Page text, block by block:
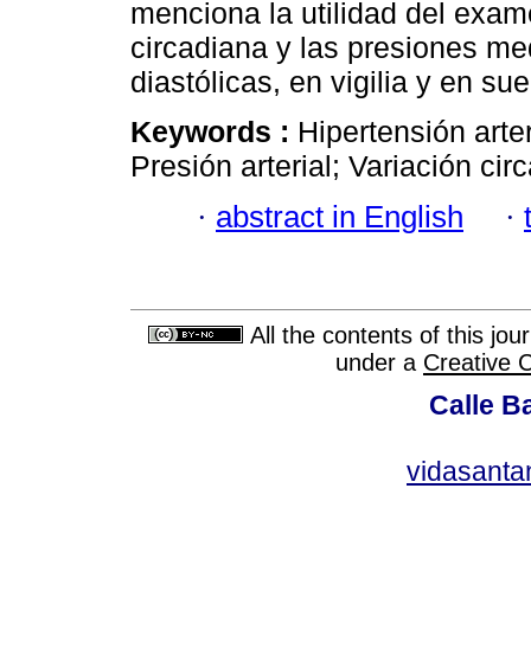
menciona la utilidad del
circadiana y las presiones
diastólicas, en vigilia y en
Keywords : Hipertensión
Presión arterial; Variación
· abstract in English ·
All the contents of this
under a Creative
Calle